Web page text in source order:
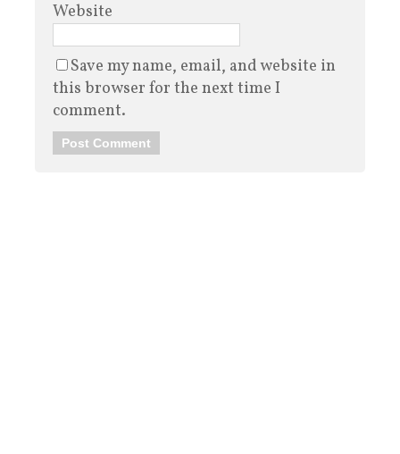
Website
Save my name, email, and website in
this browser for the next time I
comment.